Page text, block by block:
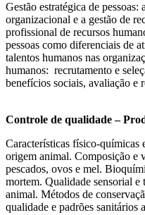
Gestão estratégica de pessoas:
organizacional e a gestão de
profissional de recursos
pessoas como diferenciais de
talentos humanos nas
humanos: recrutamento e
benefícios sociais, avaliação e
Controle de qualidade –
Características físico-químicas
origem animal. Composição e
pescados, ovos e mel.
mortem. Qualidade sensorial
animal. Métodos de
qualidade e padrões sanitários